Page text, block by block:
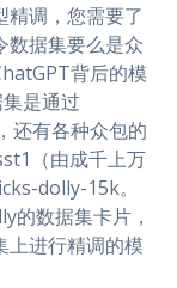
精调，您需要了
数据集要么是众
背后的模
是通过
还有各种众包的
（由成千上万
dolly-15k。
的数据集卡片，
上进行精调的模